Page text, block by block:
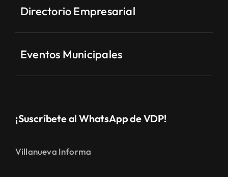
Directorio Empresarial
Eventos Municipales
¡Suscríbete al WhatsApp de VDP!
Villanueva Informa